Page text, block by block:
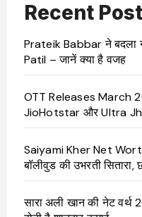
Recent
Prateik Babbar ने बदला
Patil – जानें क्या है वजह
OTT Releases March
JioHotstar और Ultra
Saiyami Kher Net
बॉलीवुड की उभरती सितारा,
सारा अली खान की नेट वर्थ